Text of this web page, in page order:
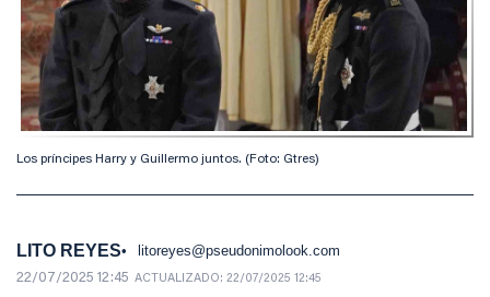
Los príncipes Harry y Guillermo juntos. (Foto: Gtres)
LITO REYES litoreyes@pseudonimolook.com
22/07/2025 12:45 ACTUALIZADO: 22/07/2025 12:45